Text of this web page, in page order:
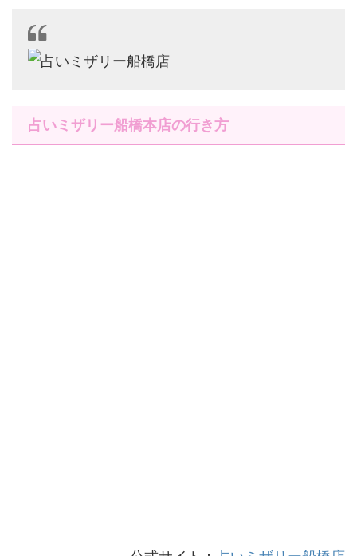
占いミザリー船橋本店の行き方